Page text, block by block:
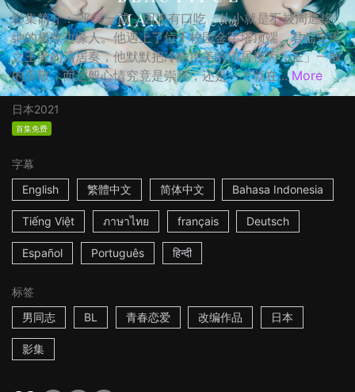
影集简介： 平良一成，因患有口吃，从小就是不被周遭接
纳的极致边缘人。他遇上了位于校园金字塔顶端、君临全班
之王者的清居奏，他默默把冷酷艳美的清居视为「王」一般
的崇敬，而这般心情究竟是崇拜，还是⋯？就在... More
日本2021
首集免费
字幕
English
繁體中文 简体中文 Bahasa Indonesia
Tiếng Việt ภาษาไทย français Deutsch
Español Português हिन्दी
标签
男同志
BL 青春恋爱 改编作品 日本
影集